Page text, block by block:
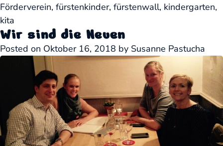
Förderverein, fürstenkinder, fürstenwall, kindergarten,
kita
Wir sind die Neuen
Posted on Oktober 16, 2018 by Susanne Pastucha